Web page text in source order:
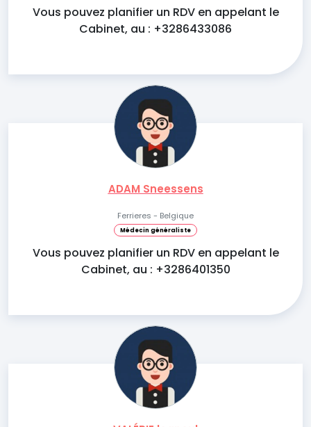
Vous pouvez planifier un RDV en appelant le
Cabinet, au : +3286433086
ADAM Sneessens
Ferrieres - Belgique
Médecin généraliste
Vous pouvez planifier un RDV en appelant le
Cabinet, au : +3286401350